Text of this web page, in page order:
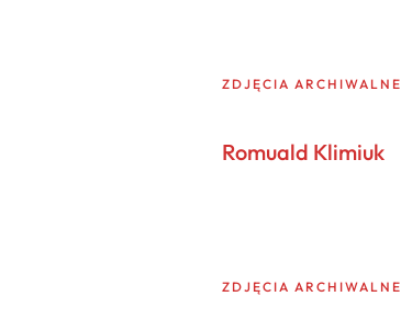
ZDJĘCIA ARCHIWALNE
Romuald Klimiuk
ZDJĘCIA ARCHIWALNE